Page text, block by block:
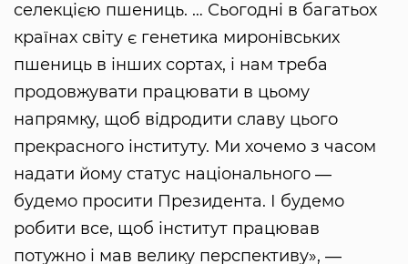
селекцією пшениць. … Сьогодні в багатьох
країнах світу є генетика миронівських
пшениць в інших сортах, і нам треба
продовжувати працювати в цьому
напрямку, щоб відродити славу цього
прекрасного інституту. Ми хочемо з часом
надати йому статус національного ―
будемо просити Президента. І будемо
робити все, щоб інститут працював
потужно і мав велику перспективу», ―